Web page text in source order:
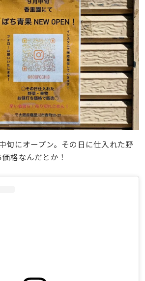
旬にオープン。その日に仕入れた野
格なんだとか！